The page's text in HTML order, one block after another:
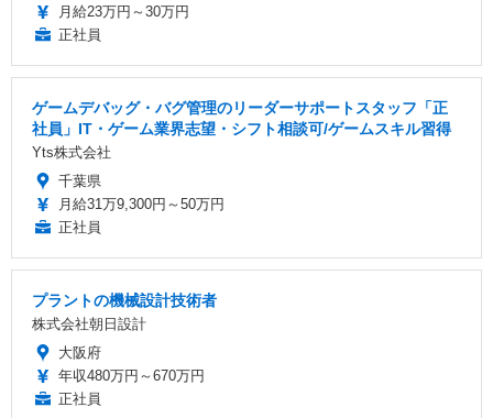
月給23万円～30万円
正社員
ゲームデバッグ・バグ管理のリーダーサポートスタッフ「正
社員」IT・ゲーム業界志望・シフト相談可/ゲームスキル習得
Yts株式会社
千葉県
月給31万9,300円～50万円
正社員
プラントの機械設計技術者
株式会社朝日設計
大阪府
年収480万円～670万円
正社員